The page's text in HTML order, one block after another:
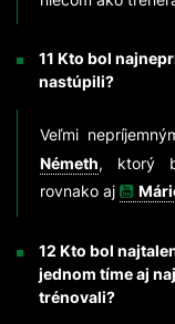
11 Kto bol
nastúpili?
Veľmi
Németh, ktorý
rovnako aj
12 Kto bol
jednom tíme aj
trénovali?